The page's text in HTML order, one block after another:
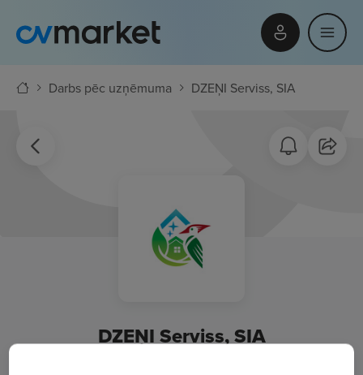
Darbs pēc uzņēmuma DZEŅI Serviss, SIA
DZEŅI Serviss, SIA